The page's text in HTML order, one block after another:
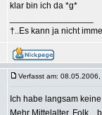
klar bin ich da *g*
†..Es kann ja nicht
Verfasst am:
Ich habe langsam
Mehr Mittelalter,